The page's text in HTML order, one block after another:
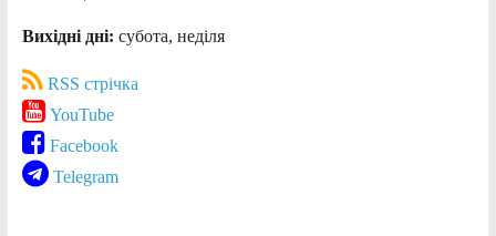
Вихідні дні: субота, неділя
RSS стрічка
YouTube
Facebook
Telegram